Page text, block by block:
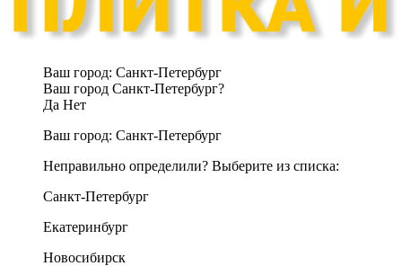
Ваш город: Санкт-Петербург
Ваш город Санкт-Петербург?
Да Нет
Ваш город: Санкт-Петербург
Неправильно определили? Выберите из списка:
Санкт-Петербург
Екатеринбург
Новосибирск